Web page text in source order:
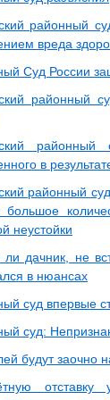
районный
вреда
Суд России
районный
районный
в
районный
большое
неустойки
ли дачник, не
в нюансах
суд впервые
суд:
будут заочно
отставку